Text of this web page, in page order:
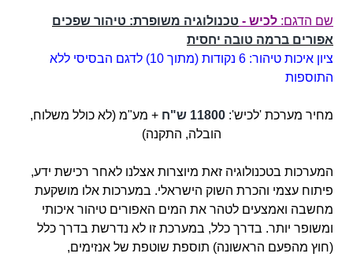
שם הדגם: לכיש - טכנולוגיה משופרת: טיהור שפכים
אפורים ברמה טובה יחסית
ציון איכות טיהור: 6 נקודות (מתוך 10) לדגם הבסיסי ללא
התוספות
מחיר מערכת 'לכיש':11800 ש"ח + מע"מ(לא כולל משלוח,
הובלה, התקנה)
המערכות בטכנולוגיה זאת מיוצרות אצלנו לאחר רכישת ידע,
פיתוח עצמי והכרת השוק הישראלי. במערכות אלו מושקעת
מחשבה ואמצעים לטהר את המים האפורים טיהור איכותי
ומשופר יותר. בדרך כלל, במערכת זו לא נדרשת בדרך כלל
(חוץ מהפעם הראשונה) תוספת שוטפת של אנזימים,